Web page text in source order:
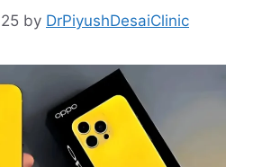
by DrPiyushDesaiClinic